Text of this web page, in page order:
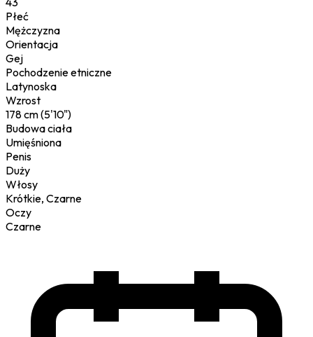
Płeć
Mężczyzna
Orientacja
Gej
Pochodzenie etniczne
Latynoska
Wzrost
178 cm (5'10")
Budowa ciała
Umięśniona
Penis
Duży
Włosy
Krótkie, Czarne
Oczy
Czarne